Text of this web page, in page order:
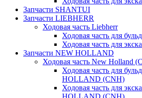
Запчасти SHANTUI
Запчасти LIEBHERR
Ходовая часть Liebherr
Ходовая часть для
Ходовая часть для
Запчасти NEW HOLLAND
Ходовая часть New Holland
Ходовая часть для
HOLLAND (CNH)
Ходовая часть для
HOLLAND (CNH)